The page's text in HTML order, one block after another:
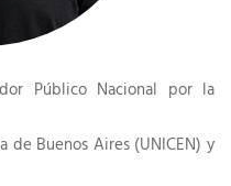
Público Nacional por la
Buenos Aires (UNICEN) y